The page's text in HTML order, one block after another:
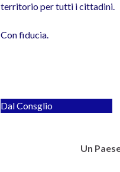
territorio per tutti i cittadini.
Con fiducia.
Dal Consglio
Un